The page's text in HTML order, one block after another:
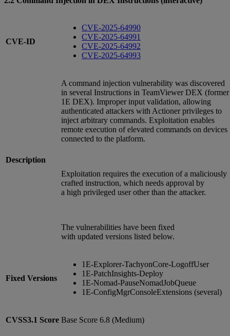
CVE-ID
CVE-2025-64990
CVE-2025-64991
CVE-2025-64992
CVE-2025-64993
Description
A command injection vulnerability was discovered
in several Instructions in TeamViewer DEX (former
1E DEX). Improper input validation, allowing
authenticated attackers with Actioner privileges to
inject arbitrary commands. Exploitation enables
remote execution of elevated commands on devices
connected to the platform.
Exploitation requires the execution of a maliciously
crafted instruction, which needs approval by
a high privileged user other than the attacker.
The vulnerabilities have been fixed
with updated versions listed below.
Fixed Versions
1E-Explorer-TachyonCore-LogoffUser
1E-PatchInsights-Deploy
1E-Nomad-PauseNomadJobQueue
1E-ConfigMgrConsoleExtensions (several)
CVSS3.1 Score Base Score 6.8 (Medium)